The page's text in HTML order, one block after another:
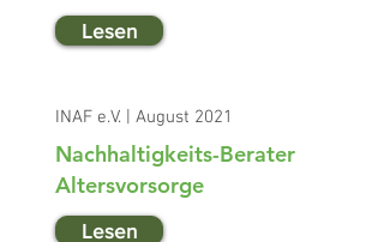
Lesen
INAF e.V. | August 2021
Nachhaltigkeits-Berater
Altersvorsorge
Lesen